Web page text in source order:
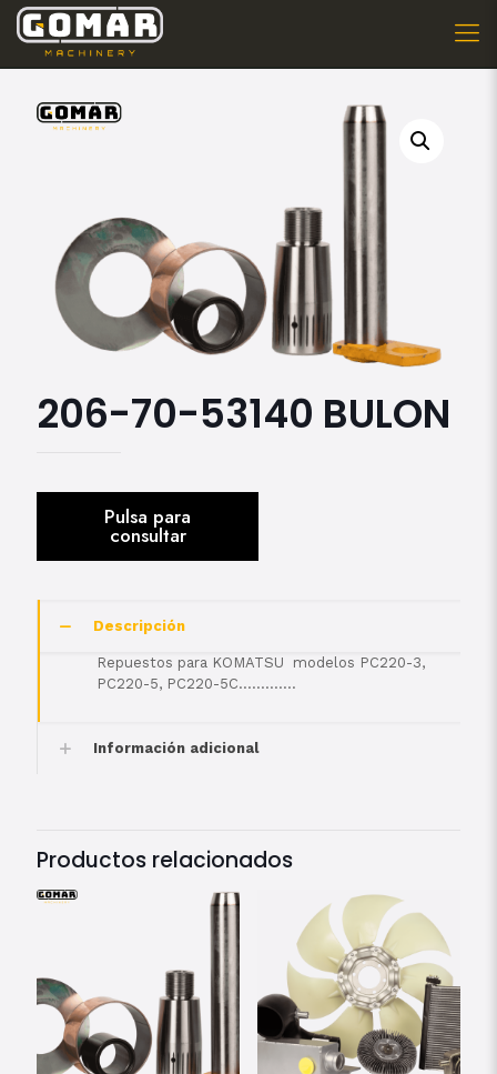
206-70-53140 BULON
Descripción
Repuestos para KOMATSU modelos PC220-3,
PC220-5, PC220-5C………….
Información adicional
Productos relacionados